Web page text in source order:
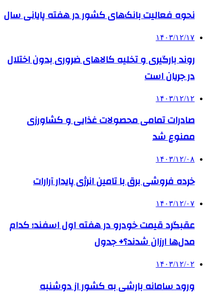
نحوه فعالیت بانک‌های کشور در هفته پایانی سال
۱۴۰۳/۱۲/۱۷
روند بارگیری و تخلیه کالاهای ضروری بدون اختلال
در جریان است
۱۴۰۳/۱۲/۱۲
صادرات تمامی محصولات غذایی و کشاورزی
ممنوع شد
۱۴۰۳/۱۲/۰۸
خرده فروشی برق با تامین انرژی پایدار آرارات
۱۴۰۳/۱۲/۰۷
عقبگرد قیمت خودرو در هفته اول اسفند؛ کدام
مدل‌ها ارزان شدند؟+ جدول
۱۴۰۳/۱۲/۰۲
ورود سامانه بارشی به کشور از دوشنبه